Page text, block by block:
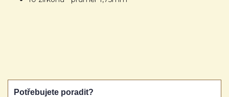
Potřebujete poradit?